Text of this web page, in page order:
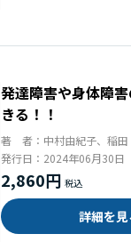
発達障害や身体障
きる！！
著 者： 中村由紀子、稲
発行日： 2024年06月30日
2,860円
詳細を見